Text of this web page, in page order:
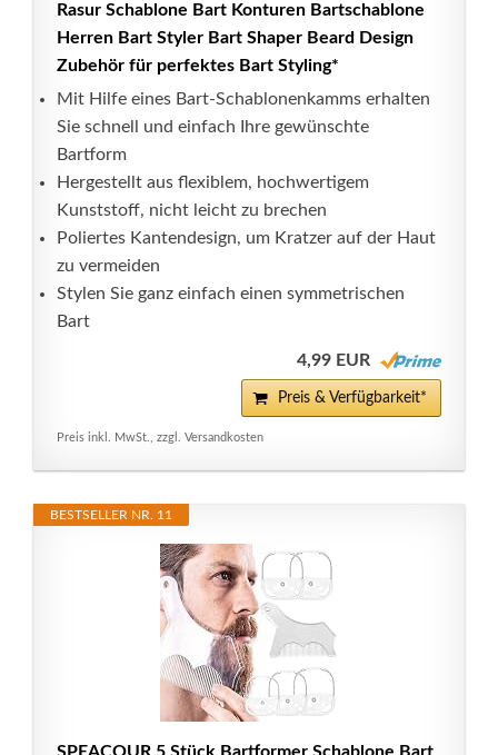
Rasur Schablone Bart Konturen Bartschablone
Herren Bart Styler Bart Shaper Beard Design
Zubehör für perfektes Bart Styling*
Mit Hilfe eines Bart-Schablonenkamms erhalten
Sie schnell und einfach Ihre gewünschte
Bartform
Hergestellt aus flexiblem, hochwertigem
Kunststoff, nicht leicht zu brechen
Poliertes Kantendesign, um Kratzer auf der Haut
zu vermeiden
Stylen Sie ganz einfach einen symmetrischen
Bart
4,99 EUR
Preis & Verfügbarkeit*
Preis inkl. MwSt., zzgl. Versandkosten
BESTSELLER NR. 11